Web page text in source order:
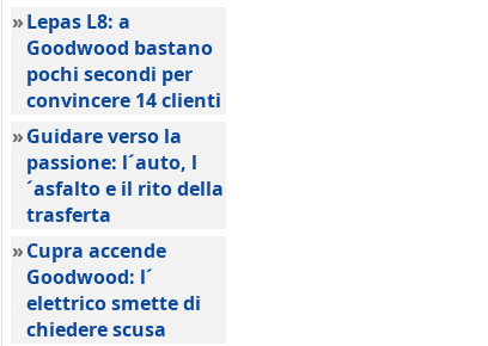
»Lepas L8: a
Goodwood bastano
pochi secondi per
convincere 14 clienti
»Guidare verso la
passione: l´auto, l
´asfalto e il rito della
trasferta
»Cupra accende
Goodwood: l´
elettrico smette di
chiedere scusa